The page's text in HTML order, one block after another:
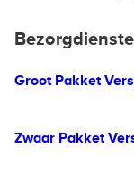
Groot Pakket
Zwaar Pakket